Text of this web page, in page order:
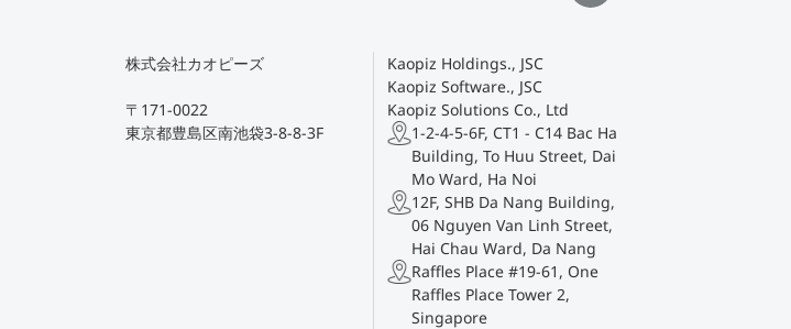
株式会社カオピーズ
〒171-0022
東京都豊島区南池袋3-8-8-3F
Kaopiz Holdings., JSC
Kaopiz Software., JSC
Kaopiz Solutions Co., Ltd
1-2-4-5-6F, CT1 - C14 Bac Ha
Building, To Huu Street, Dai
Mo Ward, Ha Noi
12F, SHB Da Nang Building,
06 Nguyen Van Linh Street,
Hai Chau Ward, Da Nang
Raffles Place #19-61, One
Raffles Place Tower 2,
Singapore